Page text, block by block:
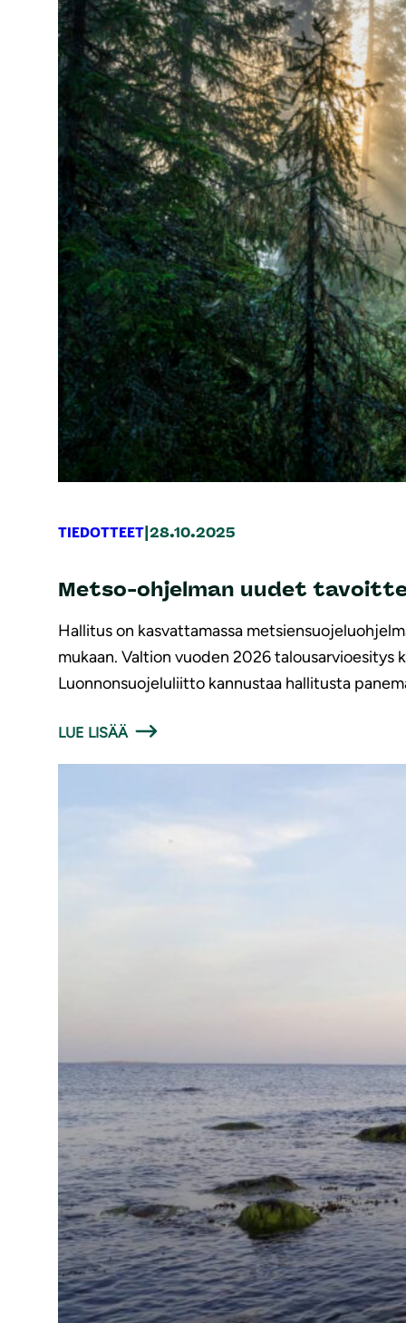
TIEDOTTEET 28.10.2025
Metso-ohjelman uudet
Hallitus on kasvattamassa
mukaan. Valtion vuoden 2026
Luonnonsuojeluliitto kannustaa hallitusta
LUE LISÄÄ